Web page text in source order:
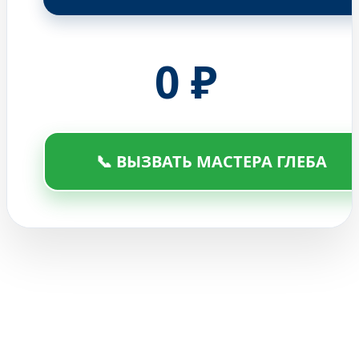
0 ₽
📞 ВЫЗВАТЬ МАСТЕРА ГЛЕБА